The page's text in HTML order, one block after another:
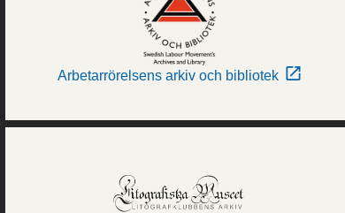
Arbetarrörelsens arkiv och bibliotek